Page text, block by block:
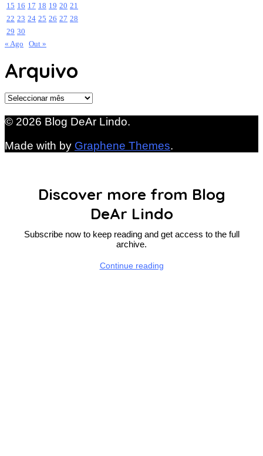
15 16 17 18 19 20 21
22 23 24 25 26 27 28
29 30
« Ago
Out »
Arquivo
Arquivo
© 2026 Blog DeAr Lindo.
Made with by Graphene Themes.
Discover more from Blog
DeAr Lindo
Subscribe now to keep reading and get access to the full
archive.
Continue reading